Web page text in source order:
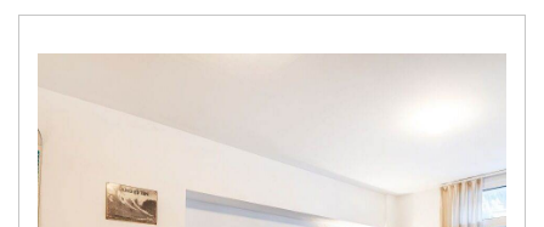
Alleghe fra DKK 5.595
Saalbach fra DKK 5.945